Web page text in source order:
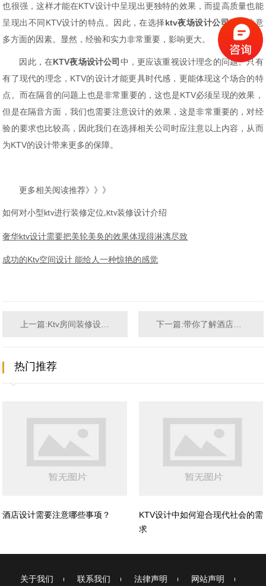
也很强，这样才能在KTV设计中呈现出更独特的效果，而提高质量也能
呈现出不同KTV设计的特点。因此，在选择ktv夜场设计公司时要注意
多方面的因素。显然，经验和实力非常重要，影响更大。
因此，在KTV夜场设计公司 中，更应该重视设计理念的问题。只有
有了现代的理念， KTV的设计才能更具时代感，更能体现这个场合的特
点。而在隔音的问题上也是非常重要的，这也是KTV必须呈现的效果，
但是在隔音方面，我们也需要注意设计的效果，这是非常重要的，对经
验的要求也比较高，因此我们在选择相关公司时应注意以上内容，从而
为KTV的设计带来更多的保障。
更多相关阅读推荐》》》
如何对小型 ktv进行装修定位,Ktv装修设计介绍
奢华ktv设计需要把美轮美奂的效果体现得淋漓尽致
成功的Ktv空间设计 能给人一种惊艳的感觉
热门推荐
酒店设计需要注意哪些事项？
KTV设计中如何迎合现代社会的需
求
关于我们 联系我们 法律声明 网站声明